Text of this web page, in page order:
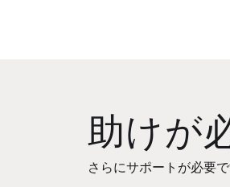
助けが
さらにサポートが必要